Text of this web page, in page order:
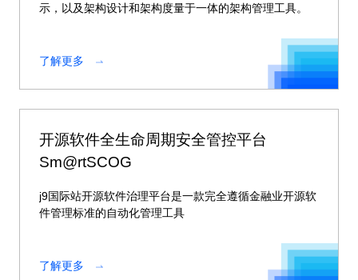
示，以及架构设计和架构度量于一体的架构管理工具。
了解更多
开源软件全生命周期安全管控平台
Sm@rtSCOG
j9国际站开源软件治理平台是一款完全遵循金融业开源软
件管理标准的自动化管理工具
了解更多